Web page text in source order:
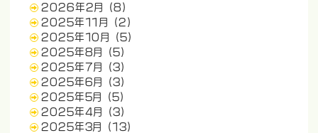
2026年2月
(8)
2025年11月
(2)
2025年10月
(5)
2025年8月
(5)
2025年7月
(3)
2025年6月
(3)
2025年5月
(5)
2025年4月
(3)
2025年3月
(13)